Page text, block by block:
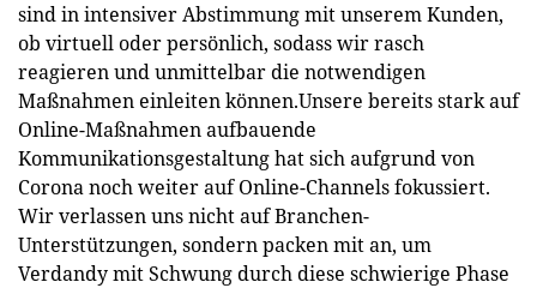
sind in intensiver Abstimmung mit unserem Kunden,
ob virtuell oder persönlich, sodass wir rasch
reagieren und unmittelbar die notwendigen
Maßnahmen einleiten können.Unsere bereits stark auf
Online-Maßnahmen aufbauende
Kommunikationsgestaltung hat sich aufgrund von
Corona noch weiter auf Online-Channels fokussiert.
Wir verlassen uns nicht auf Branchen-
Unterstützungen, sondern packen mit an, um
Verdandy mit Schwung durch diese schwierige Phase